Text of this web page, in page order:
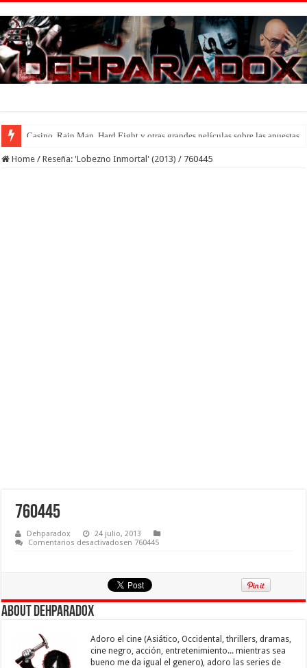
Casino, Rain Man, Hard Eight y otras grandes películas sobre las apuestas.
Introducción al maravilloso mundo de ‘Deadly Premonition’
Home / Reseña: 'Lobezno Inmortal' (2013) / 760445
760445
Dehparadox
24 julio, 2013
Comentarios desactivadosen 760445
About Dehparadox
Adoro el cine (Asiático, Occidental, thrillers, dramas,
cine negro, acción, entretenimiento... mientras sea
bueno me da igual el genero), adoro las series de